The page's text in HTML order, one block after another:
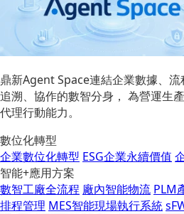
鼎新Agent Space連結企業數據、流
追溯、協作的數智分身， 為營運生
代理行動能力。
數位化轉型
企業數位化轉型 ESG企業永續價值
智能+應用方案
數智工廠全流程 廠內智能物流 PLM
排程管理 MES智能現場執行系統